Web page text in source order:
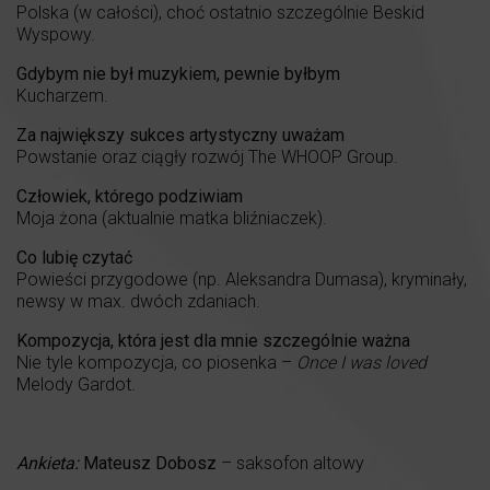
Polska (w całości), choć ostatnio szczególnie Beskid
Wyspowy.
Gdybym nie był muzykiem, pewnie byłbym
Kucharzem.
Za największy sukces artystyczny uważam
Powstanie oraz ciągły rozwój The WHOOP Group.
Człowiek, którego podziwiam
Moja żona (aktualnie matka bliźniaczek).
Co lubię czytać
Powieści przygodowe (np. Aleksandra Dumasa), kryminały,
newsy w max. dwóch zdaniach.
Kompozycja, która jest dla mnie szczególnie ważna
Nie tyle kompozycja, co piosenka – Once I was loved
Melody Gardot.
Ankieta:Mateusz Dobosz – saksofon altowy